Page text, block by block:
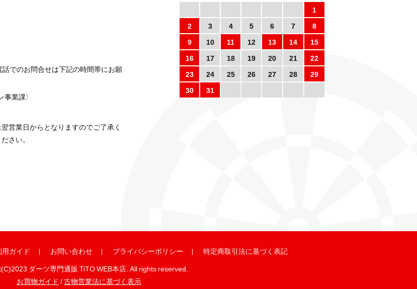
でのお問合せは下記の時間帯にお願
業課）
営業日からとなりますのでご了承く
さい。
1
2
3 4 5 6 7
8
9
10 11 12 13 14
15
16
17 18 19 20 21
22
23
24 25 26 27 28
29
30
31
用ガイド お問い合わせ プライバシーポリシー
特定商取引法に基づく表記
ダーツ専門通販 TiTO WEB本店. All rights reserved.
お買物ガイド /古物営業法に基づく表示